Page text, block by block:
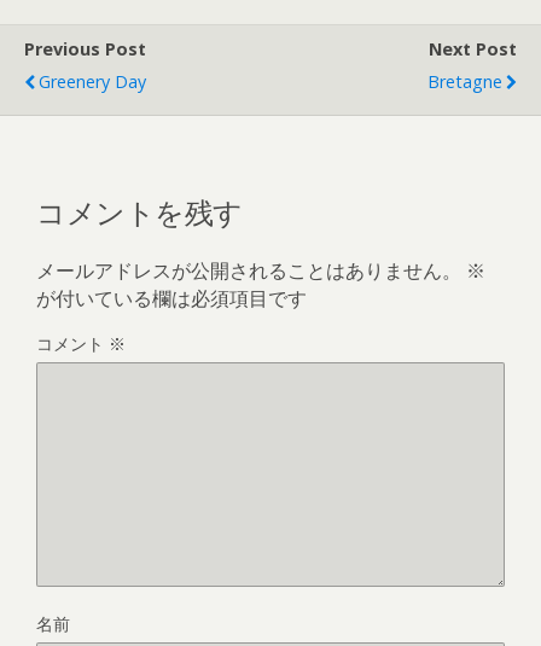
Previous Post
Greenery Day
Next Post
Bretagne
コメントを残す
メールアドレスが公開されることはありません。
※
が付いている欄は必須項目です
コメント ※
名前